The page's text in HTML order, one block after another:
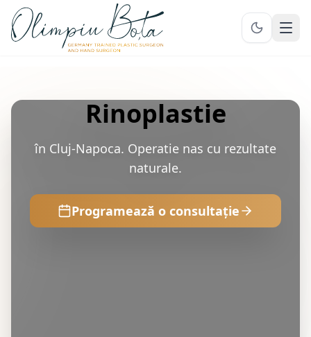
Rinoplastie
în Cluj-Napoca. Operatie nas cu rezultate
naturale.
Programează o consultație